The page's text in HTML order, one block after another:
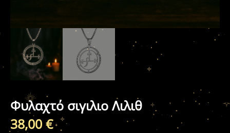
Φυλαχτό σιγιλιο Λιλιθ
38,00 €